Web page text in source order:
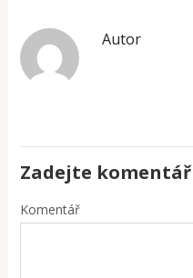
Autor
Zadejte komentář
Komentář